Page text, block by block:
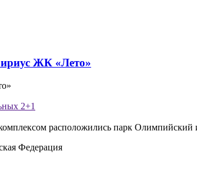
2+1
расположились парк
Федерация